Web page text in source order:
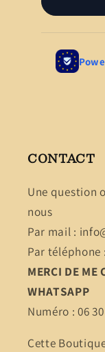
CONTACT
Une question
nous
Par mail :
Par téléphone :
MERCI DE ME
WHATSAPP
Numéro : 06
Cette